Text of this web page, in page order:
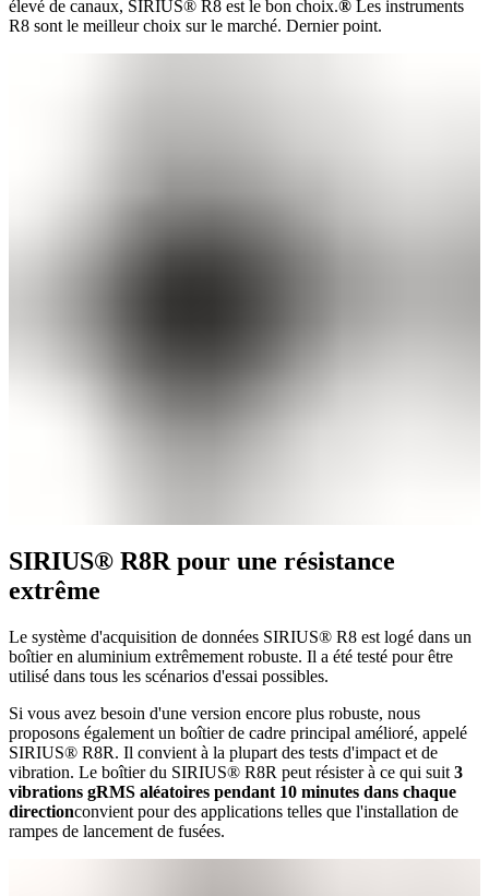
élevé de canaux, SIRIUS® R8 est le bon choix.® Les instruments
R8 sont le meilleur choix sur le marché. Dernier point.
SIRIUS® R8R pour une résistance
extrême
Le système d'acquisition de données SIRIUS® R8 est logé dans un
boîtier en aluminium extrêmement robuste. Il a été testé pour être
utilisé dans tous les scénarios d'essai possibles.
Si vous avez besoin d'une version encore plus robuste, nous
proposons également un boîtier de cadre principal amélioré, appelé
SIRIUS® R8R. Il convient à la plupart des tests d'impact et de
vibration. Le boîtier du SIRIUS® R8R peut résister à ce qui suit 3
vibrations gRMS aléatoires pendant 10 minutes dans chaque
directionconvient pour des applications telles que l'installation de
rampes de lancement de fusées.